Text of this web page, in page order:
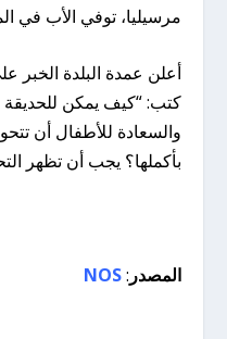
مرسيليا، توفي الأب في
أعلن عمدة البلدة الخبر
كتب: “كيف يمكن للحديقة
والسعادة للأطفال أن
بأكملها؟ يجب أن تظهر
المصدر :
NOS